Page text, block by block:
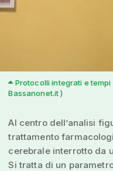
Protocolli integrati e
Bassanonet.it )
Al centro dell’analisi
trattamento
cerebrale interrotto da
Si tratta di un